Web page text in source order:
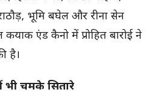
राठौड़, भूमि बघेल और रीना सेन
एंड कैनो में प्रोहित बारोई ने
है।
चमके सितारे